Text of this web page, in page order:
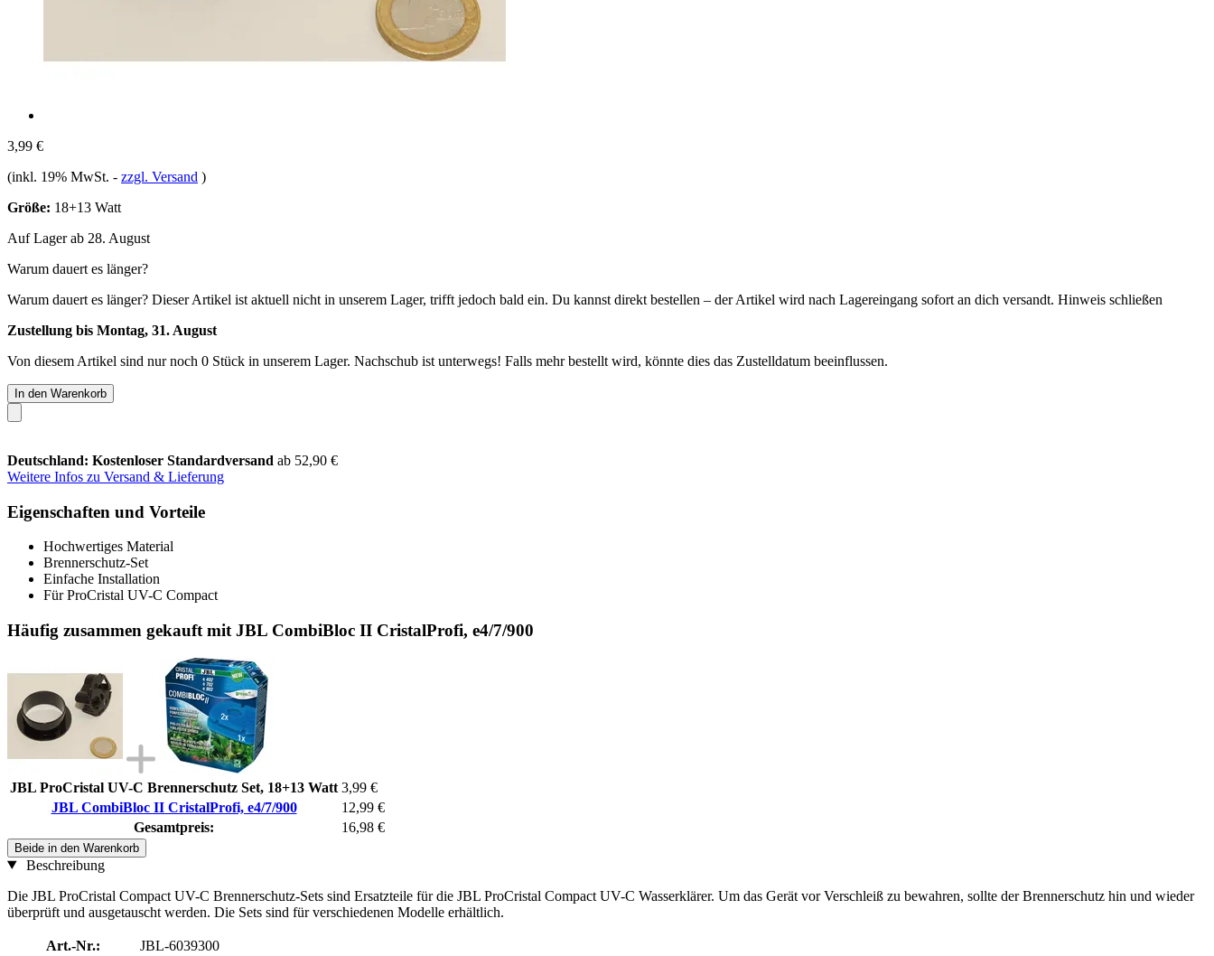
3,99 €
(inkl. 19% MwSt. - zzgl. Versand )
Größe: 18+13 Watt
Auf Lager ab 28. August
Warum dauert es länger?
Warum dauert es länger? Dieser Artikel ist aktuell nicht in unserem Lager, trifft jedoch bald ein. Du kannst direkt bestellen – der Artikel wird nach Lagereingang sofort an dich versandt. Hinweis schließen
Zustellung bis Montag, 31. August
Von diesem Artikel sind nur noch 0 Stück in unserem Lager. Nachschub ist unterwegs! Falls mehr bestellt wird, könnte dies das Zustelldatum beeinflussen.
In den Warenkorb
Deutschland: Kostenloser Standardversand ab 52,90 €
Weitere Infos zu Versand & Lieferung
Eigenschaften und Vorteile
Hochwertiges Material
Brennerschutz-Set
Einfache Installation
Für ProCristal UV-C Compact
Häufig zusammen gekauft mit JBL CombiBloc II CristalProfi, e4/7/900
JBL ProCristal UV-C Brennerschutz Set, 18+13 Watt 3,99 €
JBL CombiBloc II CristalProfi, e4/7/900
12,99 €
Gesamtpreis:
16,98 €
Beide in den Warenkorb
Beschreibung
Die JBL ProCristal Compact UV-C Brennerschutz-Sets sind Ersatzteile für die JBL ProCristal Compact UV-C Wasserklärer. Um das Gerät vor Verschleiß zu bewahren, sollte der Brennerschutz hin und wieder
überprüft und ausgetauscht werden. Die Sets sind für verschiedenen Modelle erhältlich.
Art.-Nr.:
JBL-6039300